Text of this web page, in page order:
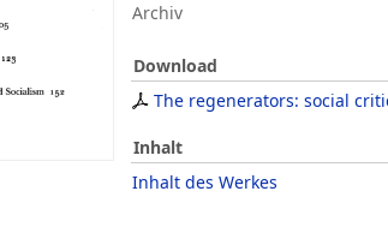
Archiv
Download
The regenerators: social
Inhalt
Inhalt des Werkes